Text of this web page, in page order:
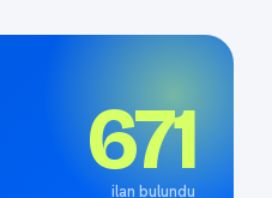
671
ilan bulundu